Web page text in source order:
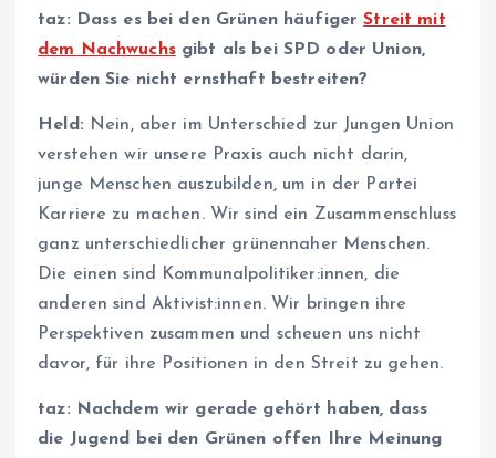
taz: Dass es bei den Grünen häufigerStreit mit
dem Nachwuchsgibt als bei SPD oder Union,
würden Sie nicht ernsthaft bestreiten?
Held: Nein, aber im Unterschied zur Jungen Union
verstehen wir unsere Praxis auch nicht darin,
junge Menschen auszubilden, um in der Partei
Karriere zu machen. Wir sind ein Zusammenschluss
ganz unterschiedlicher grünennaher Menschen.
Die einen sind Kommunalpolitiker:innen, die
anderen sind Aktivist:innen. Wir bringen ihre
Perspektiven zusammen und scheuen uns nicht
davor, für ihre Positionen in den Streit zu gehen.
taz: Nachdem wir gerade gehört haben, dass
die Jugend bei den Grünen offen Ihre Meinung